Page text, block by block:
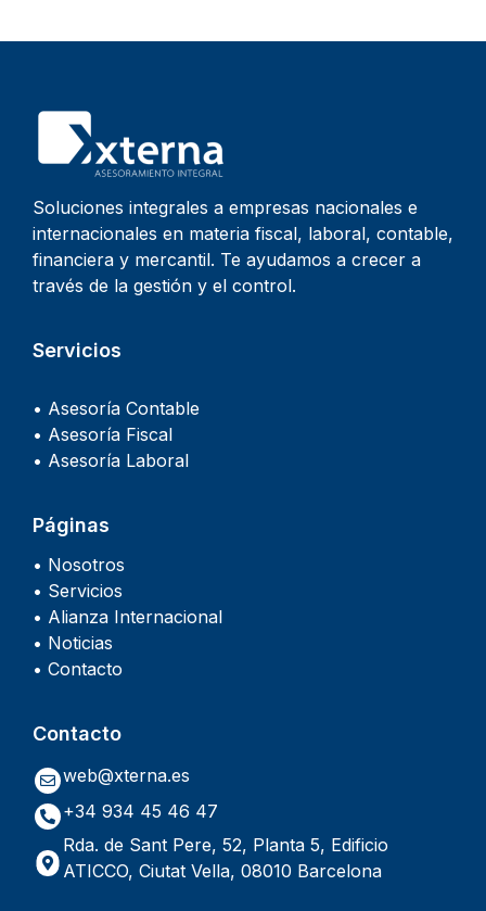
Soluciones integrales a empresas nacionales e
internacionales en materia fiscal, laboral, contable,
financiera y mercantil. Te ayudamos a crecer a
través de la gestión y el control.
Servicios
• Asesoría Contable
• Asesoría Fiscal
• Asesoría Laboral
Páginas
• Nosotros
• Servicios
• Alianza Internacional
• Noticias
• Contacto
Contacto
web@xterna.es
+34 934 45 46 47
Rda. de Sant Pere, 52, Planta 5, Edificio
ATICCO, Ciutat Vella, 08010 Barcelona